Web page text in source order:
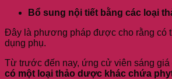
Bổ sung nội tiết bằng các loại
Đây là phương pháp được cho rằng có
dụng phụ.
Từ trước đến nay, ứng cử viên sáng
có một loại thảo dược khác chứa